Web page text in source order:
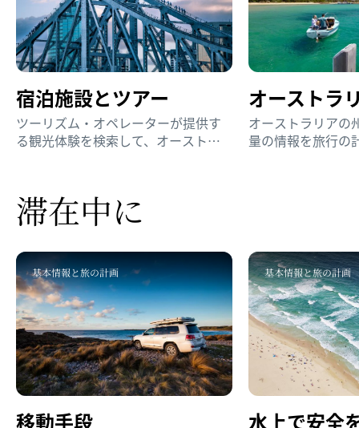
宿泊施設と​ツアー
ツーリズム・オペレーターが提供す
る観光体験を検索して、オーストラ
オーストラ
オーストラリアの
量の情報を旅行の
滞在中に
基本情報と旅の計画
移動手段
基本情報と旅の計画
水上で​安全